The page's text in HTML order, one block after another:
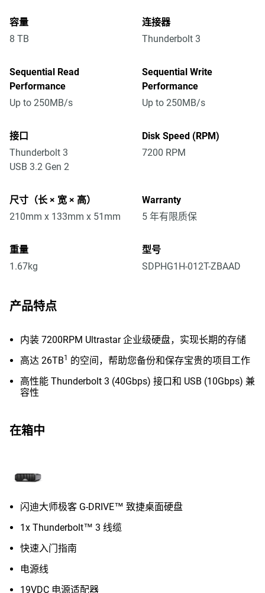
容量
8 TB
连接器
Thunderbolt 3
Sequential Read
Performance
Up to 250MB/s
Sequential Write
Performance
Up to 250MB/s
接口
Thunderbolt 3
USB 3.2 Gen 2
Disk Speed (RPM)
7200 RPM
尺寸（长 × 宽 × 高）
210mm x 133mm x 51mm
Warranty
5 年有限质保
重量
1.67kg
型号
SDPHG1H-012T-ZBAAD
产品特点
内装 7200RPM Ultrastar 企业级硬盘，实现长期的存储
高达 26TB1
的空间，帮助您备份和保存宝贵的项目工作
高性能 Thunderbolt 3 (40Gbps) 接口和 USB (10Gbps) 兼
容性
在箱中
闪迪大师极客 G-DRIVE™ 致捷桌面硬盘
1x Thunderbolt™ 3 线缆
快速入门指南
电源线
19VDC 电源适配器